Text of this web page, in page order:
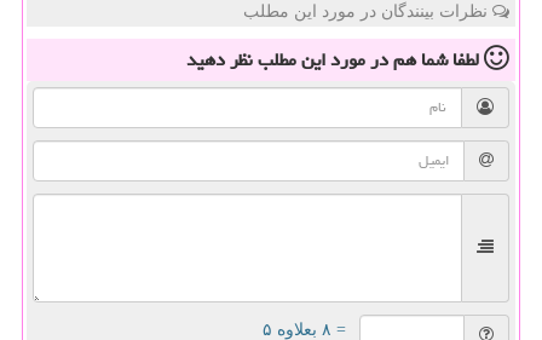
نظرات بینندگان در مورد این مطلب
لطفا شما همدر مورد این مطلبنظر دهید
= ۸ بعلاوه ۵